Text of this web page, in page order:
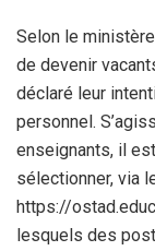
Selon le
de devenir
déclaré leur
personnel.
enseignants, il
sélectionner, via
https://
lesquels des